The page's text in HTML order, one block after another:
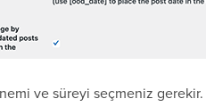
ve süreyi seçmeniz